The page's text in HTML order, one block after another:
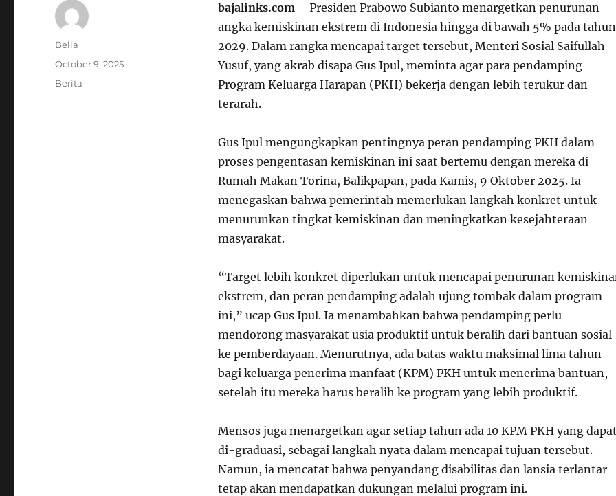
bajalinks.com– Presiden Prabowo Subianto menargetkan penurunan
angka kemiskinan ekstrem di Indonesia hingga di bawah 5% pada tahun
2029. Dalam rangka mencapai target tersebut, Menteri Sosial Saifullah
Yusuf, yang akrab disapa Gus Ipul, meminta agar para pendamping
Program Keluarga Harapan (PKH) bekerja dengan lebih terukur dan
terarah.
Gus Ipul mengungkapkan pentingnya peran pendamping PKH dalam
proses pengentasan kemiskinan ini saat bertemu dengan mereka di
Rumah Makan Torina, Balikpapan, pada Kamis, 9 Oktober 2025. Ia
menegaskan bahwa pemerintah memerlukan langkah konkret untuk
menurunkan tingkat kemiskinan dan meningkatkan kesejahteraan
masyarakat.
“Target lebih konkret diperlukan untuk mencapai penurunan
ekstrem, dan peran pendamping adalah ujung tombak dalam program
ini,” ucap Gus Ipul. Ia menambahkan bahwa pendamping perlu
mendorong masyarakat usia produktif untuk beralih dari bantuan sosial
ke pemberdayaan. Menurutnya, ada batas waktu maksimal lima tahun
bagi keluarga penerima manfaat (KPM) PKH untuk menerima bantuan,
setelah itu mereka harus beralih ke program yang lebih produktif.
Mensos juga menargetkan agar setiap tahun ada 10 KPM PKH yang
di-graduasi, sebagai langkah nyata dalam mencapai tujuan tersebut.
Namun, ia mencatat bahwa penyandang disabilitas dan lansia terlantar
tetap akan mendapatkan dukungan melalui program ini.
Author
Bella
Posted
October 9, 2025
Categories
Berita